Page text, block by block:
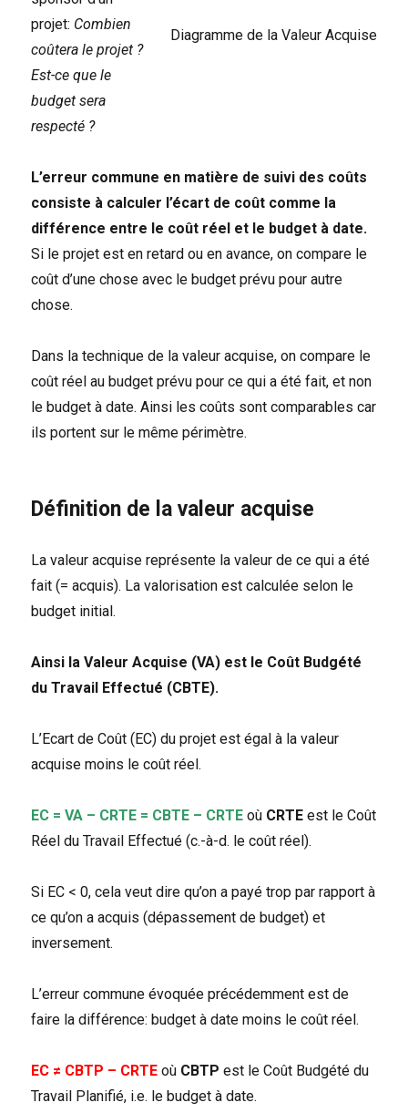
Diagramme de la Valeur Acquise
projet: Combien
coûtera le projet ?
Est-ce que le
budget sera
respecté ?
L’erreur commune en matière de suivi des coûts
consiste à calculer l’écart de coût comme la
différence entre le coût réel et le budget à date.
Si le projet est en retard ou en avance, on compare le
coût d’une chose avec le budget prévu pour autre
chose.
Dans la technique de la valeur acquise, on compare le
coût réel au budget prévu pour ce qui a été fait, et non
le budget à date. Ainsi les coûts sont comparables car
ils portent sur le même périmètre.
Définition de la valeur acquise
La valeur acquise représente la valeur de ce qui a été
fait (= acquis). La valorisation est calculée selon le
budget initial.
Ainsi la Valeur Acquise (VA) est le Coût Budgété
du Travail Effectué (CBTE).
L’Ecart de Coût (EC) du projet est égal à la valeur
acquise moins le coût réel.
EC = VA – CRTE = CBTE – CRTE où CRTEest le Coût
Réel du Travail Effectué (c.-à-d. le coût réel).
Si EC < 0, cela veut dire qu’on a payé trop par rapport à
ce qu’on a acquis (dépassement de budget) et
inversement.
L’erreur commune évoquée précédemment est de
faire la différence: budget à date moins le coût réel.
EC ≠ CBTP – CRTE où CBTP est le Coût Budgété du
Travail Planifié, i.e. le budget à date.